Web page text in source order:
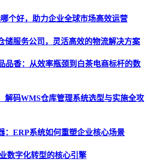
个好，助力企业全球市场高效运营
储服务公司，灵活高效的物流解决方案
品香：从效率瓶颈到白茶电商标杆的数
解码WMS仓库管理系统选型与实施全攻
：ERP系统如何重塑企业核心场景
数字化转型的核心引擎